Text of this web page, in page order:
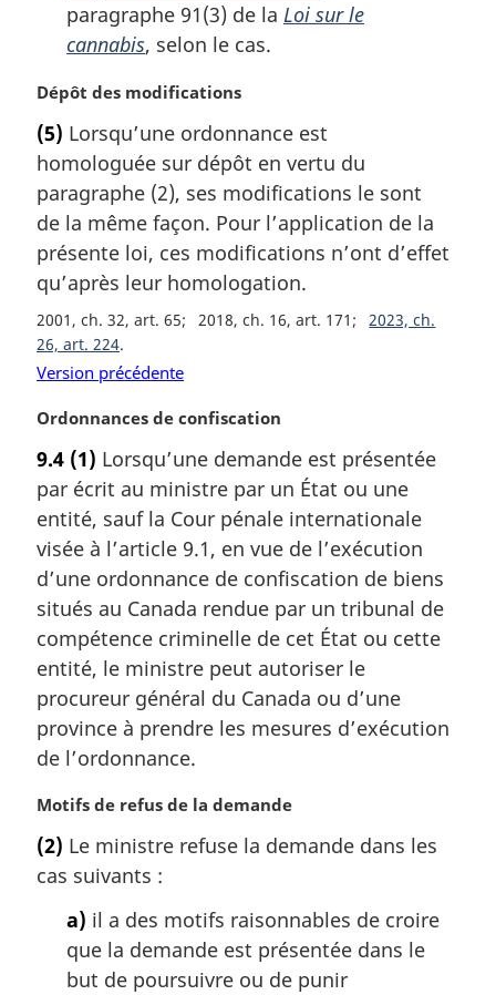
paragraphe 91(3) de la Loi sur le
cannabis, selon le cas.
N
t
e
m
a
r
g
i
n
a
l
e
:
Dépôt des modifications
(5) Lorsqu’une ordonnance est
homologuée sur dépôt en vertu du
paragraphe (2), ses modifications le sont
de la même façon. Pour l’application de la
présente loi, ces modifications n’ont d’effet
qu’après leur homologation.
2001, ch. 32, art. 65 2018, ch. 16, art. 171
2023, ch.
26, art. 224
Version précédente
N
t
e
m
a
g
i
n
a
e
:
Ordonnances de confiscation
9.4 (1) Lorsqu’une demande est présentée
par écrit au ministre par un État ou une
entité, sauf la Cour pénale internationale
visée à l’article 9.1, en vue de l’exécution
d’une ordonnance de confiscation de biens
situés au Canada rendue par un tribunal de
compétence criminelle de cet État ou cette
entité, le ministre peut autoriser le
procureur général du Canada ou d’une
province à prendre les mesures d’exécution
de l’ordonnance.
N
t
e
Motifs de refus de la demande
(2) Le ministre refuse la demande dans les
cas suivants :
a) il a des motifs raisonnables de croire
que la demande est présentée dans le
but de poursuivre ou de punir